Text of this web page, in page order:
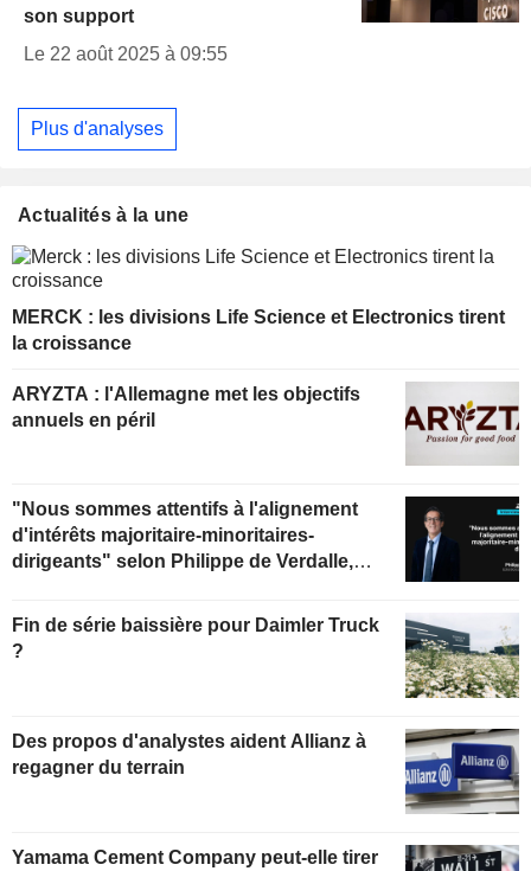
son support
Le 22 août 2025 à 09:55
Plus d'analyses
Actualités à la une
MERCK : les divisions Life Science et Electronics tirent
la croissance
ARYZTA : l'Allemagne met les objectifs
annuels en péril
"Nous sommes attentifs à l'alignement
d'intérêts majoritaire-minoritaires-
dirigeants" selon Philippe de Verdalle,
Fin de série baissière pour Daimler Truck
?
Des propos d'analystes aident Allianz à
regagner du terrain
Yamama Cement Company peut-elle tirer